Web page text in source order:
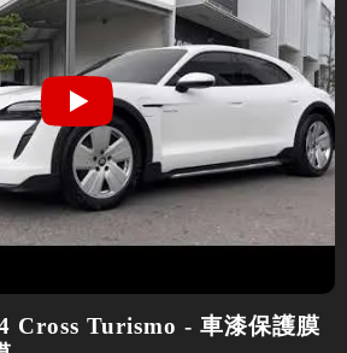
Cross Turismo - 車漆保護膜